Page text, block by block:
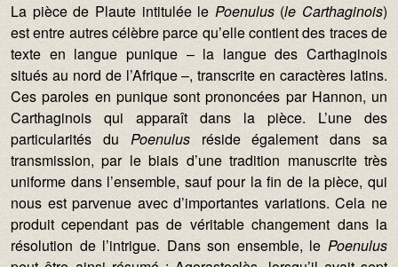
La pièce de Plaute intitulée le Poenulus(le Carthaginois)
est entre autres célèbre parce qu’elle contient des traces de
texte en langue punique – la langue des Carthaginois
situés au nord de l’Afrique –, transcrite en caractères latins.
Ces paroles en punique sont prononcées par Hannon, un
Carthaginois qui apparaît dans la pièce. L’une des
particularités du Poenulusréside également dans sa
transmission, par le biais d’une tradition manuscrite très
uniforme dans l’ensemble, sauf pour la fin de la pièce, qui
nous est parvenue avec d’importantes variations. Cela ne
produit cependant pas de véritable changement dans la
résolution de l’intrigue. Dans son ensemble, le Poenulus